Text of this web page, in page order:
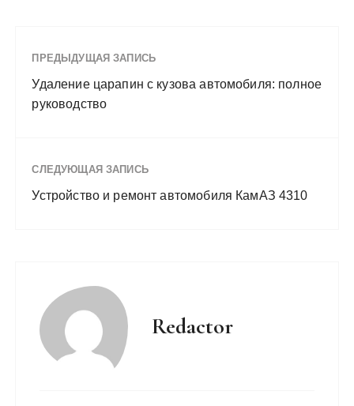
ПРЕДЫДУЩАЯ ЗАПИСЬ
Удаление царапин с кузова автомобиля: полное
руководство
СЛЕДУЮЩАЯ ЗАПИСЬ
Устройство и ремонт автомобиля КамАЗ 4310
Redactor